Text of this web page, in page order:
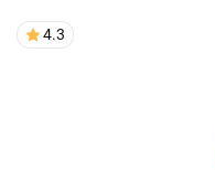
4.3